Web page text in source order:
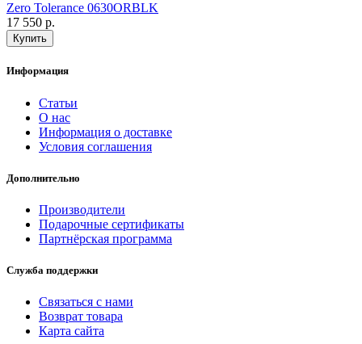
Zero Tolerance 0630ORBLK
17 550 р.
Информация
Статьи
О нас
Информация о доставке
Условия соглашения
Дополнительно
Производители
Подарочные сертификаты
Партнёрская программа
Служба поддержки
Связаться с нами
Возврат товара
Карта сайта